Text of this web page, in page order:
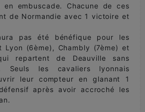
en embuscade. Chacune de ces
de Normandie avec 1 victoire et
pas été bénéfique pour les
Lyon (6ème), Chambly (7ème) et
repartent de Deauville sans
Seuls les cavaliers lyonnais
leur compteur en glanant 1
après avoir accroché les